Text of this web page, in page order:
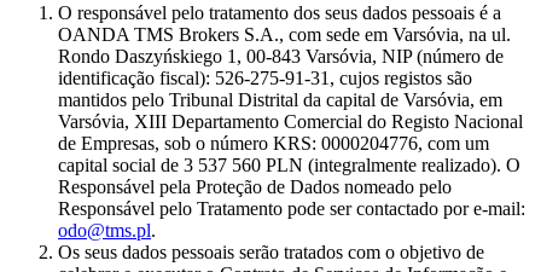
O responsável pelo tratamento dos seus dados pessoais é a
OANDA TMS Brokers S.A., com sede em Varsóvia, na ul.
Rondo Daszyńskiego 1, 00-843 Varsóvia, NIP (número de
identificação fiscal): 526-275-91-31, cujos registos são
mantidos pelo Tribunal Distrital da capital de Varsóvia, em
Varsóvia, XIII Departamento Comercial do Registo Nacional
de Empresas, sob o número KRS: 0000204776, com um
capital social de 3 537 560 PLN (integralmente realizado). O
Responsável pela Proteção de Dados nomeado pelo
Responsável pelo Tratamento pode ser contactado por e-mail:
odo@tms.pl.
Os seus dados pessoais serão tratados com o objetivo de